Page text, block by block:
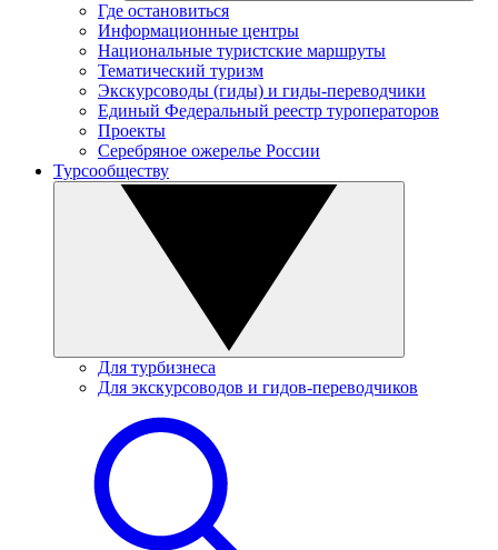
Где остановиться
Информационные центры
Национальные туристские маршруты
Тематический туризм
Экскурсоводы (гиды) и гиды-переводчики
Единый Федеральный реестр туроператоров
Проекты
Серебряное ожерелье России
Турсообществу
Для турбизнеса
Для экскурсоводов и гидов-переводчиков